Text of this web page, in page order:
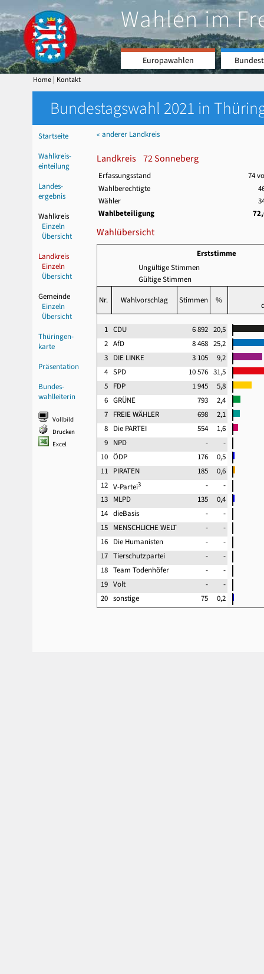
Wahlen im
Europawahlen
Home | Kontakt
Bundestagswahl 2021 in
Startseite
Wahlkreis-
einteilung
Landes-
ergebnis
Wahlkreis
Einzeln
Übersicht
Landkreis
Einzeln
Übersicht
Gemeinde
Einzeln
Übersicht
Thüringen-
karte
Präsentation
Bundes-
wahlleiterin
Vollbild
Drucken
Excel
« anderer Landkreis
Landkreis 72 Sonneberg
Erfassungsstand
74
Wahlberechtigte
Wähler
Wahlbeteiligung
Wahlübersicht
Erststimme
Ungültige Stimmen
Gültige Stimmen
Nr. Wahlvorschlag Stimmen %
1 CDU 6 892 20,5
2 AfD 8 468 25,2
3 DIE LINKE 3 105
9,2
4 SPD 10 576 31,5
5 FDP 1 945
5,8
6 GRÜNE 793
2,4
7 FREIE WÄHLER 698
2,1
8 Die PARTEI 554
1,6
9 NPD -
-
10 ÖDP 176
0,5
11 PIRATEN 185
0,6
12 V-Partei3 -
-
13 MLPD 135
0,4
14 dieBasis -
-
15 MENSCHLICHE WELT -
-
16 Die Humanisten -
-
17 Tierschutzpartei -
-
18 Team Todenhöfer -
-
19 Volt -
-
20 sonstige 75 0,2